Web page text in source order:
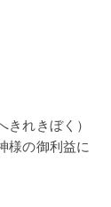
れきぼく）
様の御利益に